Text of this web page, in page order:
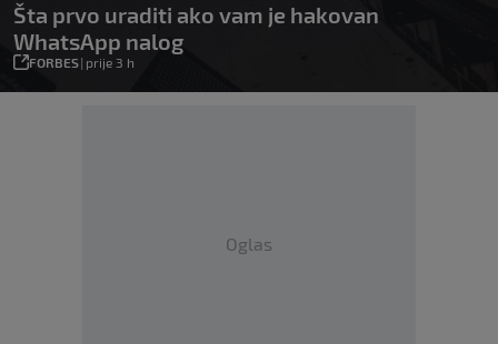
Šta prvo uraditi ako vam je hakovan
WhatsApp nalog
FORBES| prije 3 h
Oglas